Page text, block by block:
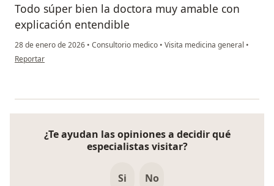
Todo súper bien la doctora muy amable con
explicación entendible
28 de enero de 2026 • Consultorio medico • Visita medicina general •
en opinión del usuario Morían durango
Reportar
¿Te ayudan las opiniones a decidir qué
especialistas visitar?
Si No